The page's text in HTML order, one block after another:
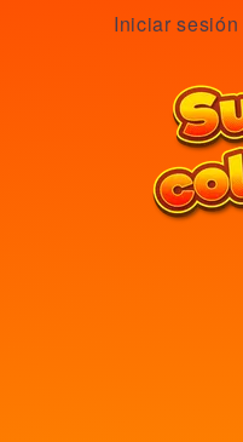
Iniciar sesión